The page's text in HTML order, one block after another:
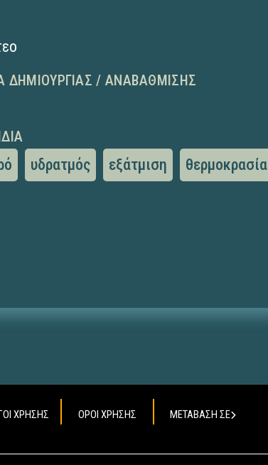
ΔΗΜΙΟΥΡΓΊΑΣ / ΑΝΑΒΆΘΜΙΣΗΣ
υδρατμός εξάτμιση θερμοκρασία
ΧΡΗΣΗΣ ΟΡΟΙ ΧΡΗΣΗΣ ΜΕΤΑΒΑΣΗ ΣΕ